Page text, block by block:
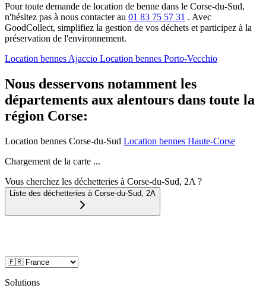
Pour toute demande de location de benne dans le Corse-du-Sud,
n'hésitez pas à nous contacter au 01 83 75 57 31 . Avec
GoodCollect, simplifiez la gestion de vos déchets et participez à la
préservation de l'environnement.
Location bennes Ajaccio Location bennes Porto-Vecchio
Nous desservons notamment les
départements aux alentours dans toute la
région Corse:
Location bennes Corse-du-Sud Location bennes Haute-Corse
Chargement de la carte ...
Vous cherchez les déchetteries à Corse-du-Sud, 2A ?
Liste des déchetteries à Corse-du-Sud 2A
Solutions